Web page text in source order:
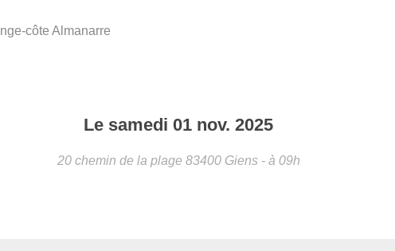
côte Almanarre
Le samedi 01 nov. 2025
20 chemin de la plage 83400 Giens - à 09h